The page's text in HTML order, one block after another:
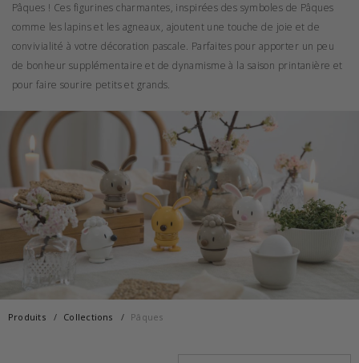
Pâques ! Ces figurines charmantes, inspirées des symboles de Pâques
comme les lapins et les agneaux, ajoutent une touche de joie et de
convivialité à votre décoration pascale. Parfaites pour apporter un peu
de bonheur supplémentaire et de dynamisme à la saison printanière et
pour faire sourire petits et grands.
Produits Collections Pâques